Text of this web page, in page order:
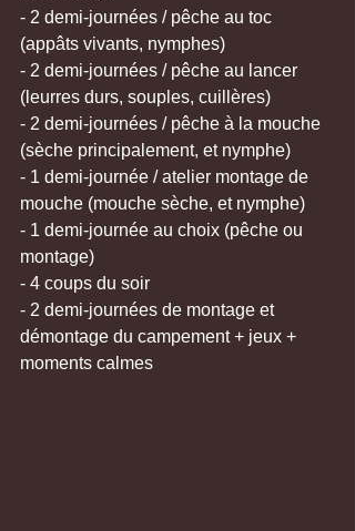
- 2 demi-journées / pêche au toc
(appâts vivants, nymphes)
- 2 demi-journées / pêche au lancer
(leurres durs, souples, cuillères)
- 2 demi-journées / pêche à la mouche
(sèche principalement, et nymphe)
- 1 demi-journée / atelier montage de
mouche (mouche sèche, et nymphe)
- 1 demi-journée au choix (pêche ou
montage)
- 4 coups du soir
- 2 demi-journées de montage et
démontage du campement + jeux +
moments calmes